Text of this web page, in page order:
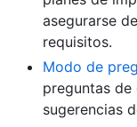
asegurarse
requisitos.
Modo de
preguntas
sugerencias